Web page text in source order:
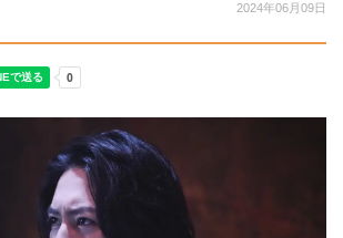
2024年06月09日